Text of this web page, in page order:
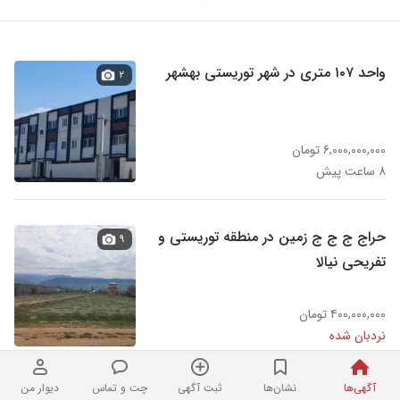
آگهی‌ها نشان‌ها ثبت آگهی چت و تماس دیوار من
واحد ۱۰۷ متری در شهر توریستی بهشهر
۶,۰۰۰,۰۰۰,۰۰۰ تومان
۸ ساعت پیش
۲
حراج ج ج ج زمین در منطقه توریستی و
تفریحی نیالا
۴۰۰,۰۰۰,۰۰۰ تومان
نردبان شده
۹